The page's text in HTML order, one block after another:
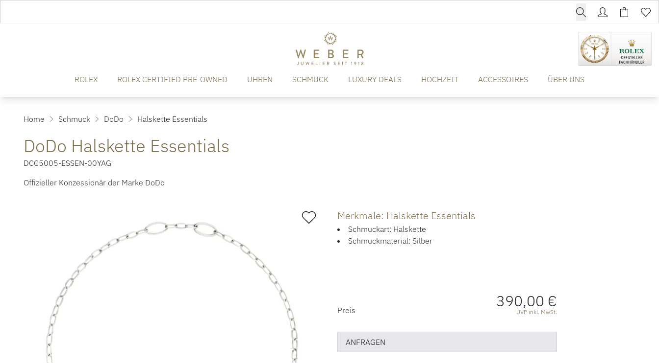
ROLEX ROLEX CERTIFIED PRE-OWNED UHREN SCHMUCK LUXURY DEALS HOCHZEIT ACCESSOIRES ÜBER UNS
Home Schmuck DoDo Halskette Essentials
DoDo Halskette Essentials
DCC5005-ESSEN-00YAG
Offizieller Konzessionär der Marke DoDo
Merkmale: Halskette Essentials
Schmuckart: Halskette
Schmuckmaterial: Silber
PREISINFORMATIONEN
Preis 390,00 €
UVP inkl. MwSt.
ANFRAGEN